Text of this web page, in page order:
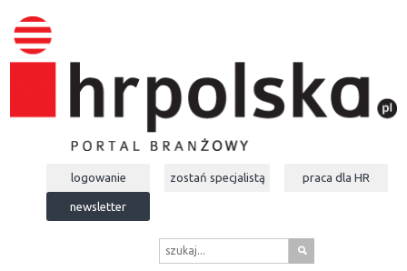
logowanie zostań specjalistą praca dla HR
newsletter
s